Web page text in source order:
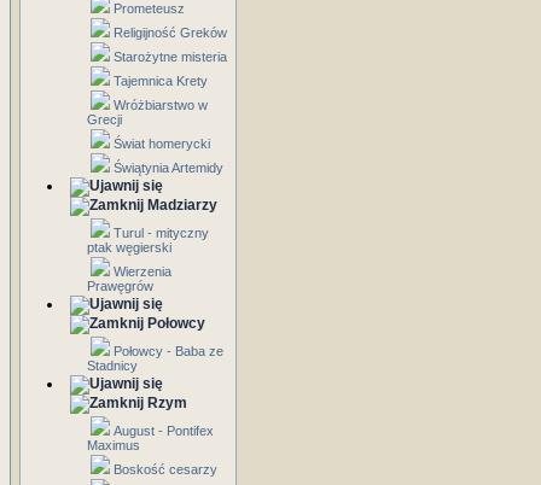
Prometeusz
Religijność Greków
Starożytne misteria
Tajemnica Krety
Wróżbiarstwo w
Grecji
Świat homerycki
Świątynia Artemidy
Madziarzy
Turul - mityczny
ptak węgierski
Wierzenia
Prawęgrów
Połowcy
Połowcy - Baba ze
Stadnicy
Rzym
August - Pontifex
Maximus
Boskość cesarzy